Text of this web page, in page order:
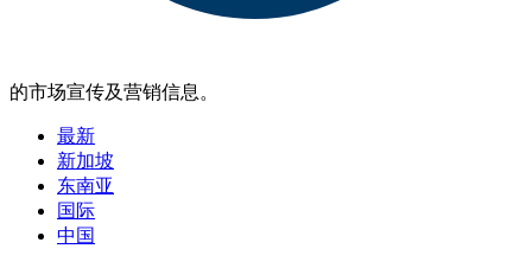
的市场宣传及营销信息。
最新
新加坡
东南亚
国际
中国